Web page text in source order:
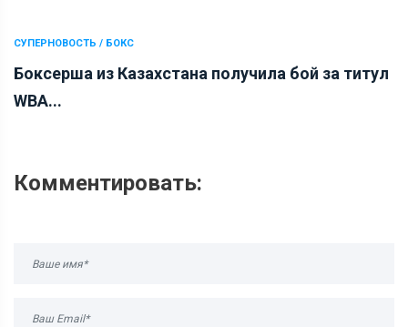
СУПЕРНОВОСТЬ / БОКС
Боксерша из Казахстана получила бой за титул
WBA...
Комментировать: